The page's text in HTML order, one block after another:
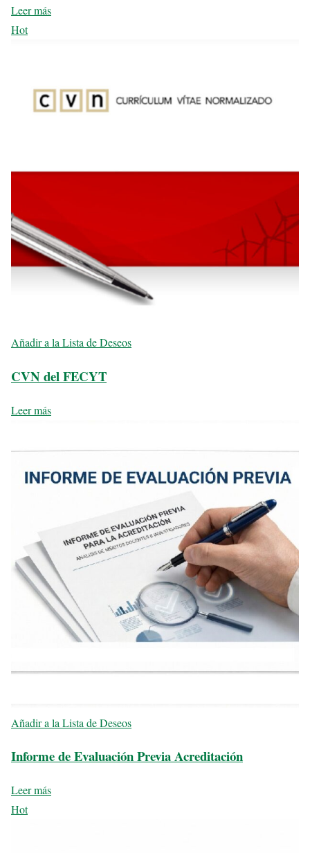
Leer más
Hot
Añadir a la Lista de Deseos
CVN del FECYT
Leer más
Añadir a la Lista de Deseos
Informe de Evaluación Previa Acreditación
Leer más
Hot